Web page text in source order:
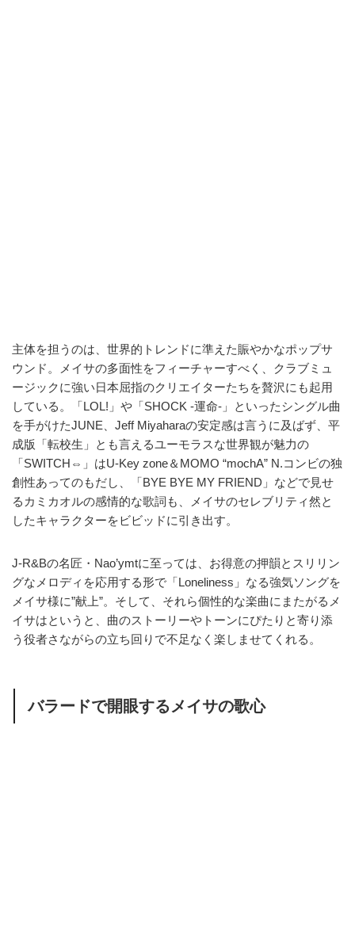
主体を担うのは、世界的トレンドに準えた賑やかなポップサ
ウンド。メイサの多面性をフィーチャーすべく、クラブミュ
ージックに強い日本屈指のクリエイターたちを贅沢にも起用
している。「LOL!」や「SHOCK -運命-」といったシングル曲
を手がけたJUNE、Jeff Miyaharaの安定感は言うに及ばず、平
成版「転校生」とも言えるユーモラスな世界観が魅力の
「SWITCH⇔」はU-Key zone＆MOMO “mochA” N.コンビの独
創性あってのもだし、「BYE BYE MY FRIEND」などで見せ
るカミカオルの感情的な歌詞も、メイサのセレブリティ然と
したキャラクターをビビッドに引き出す。
J-R&Bの名匠・Nao’ymtに至っては、お得意の押韻とスリリン
グなメロディを応用する形で「Loneliness」なる強気ソングを
メイサ様に”献上”。そして、それら個性的な楽曲にまたがるメ
イサはというと、曲のストーリーやトーンにぴたりと寄り添
う役者さながらの立ち回りで不足なく楽しませてくれる。
バラードで開眼するメイサの歌心